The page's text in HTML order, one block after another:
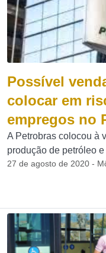
Possível
colocar em
empregos no
A Petrobras colocou à
produção de petróleo
27 de agosto de 2020 -